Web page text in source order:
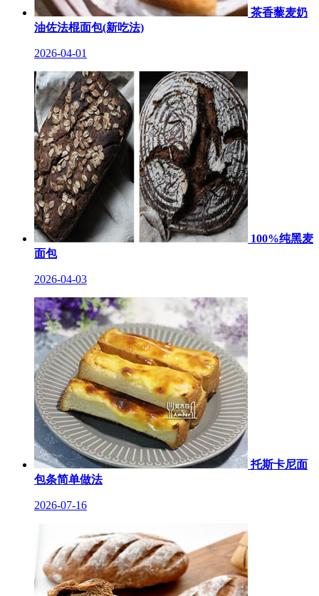
茶香藜麦奶
油佐法棍面包(新吃法)
2026-04-01
100%纯黑麦
面包
2026-04-03
托斯卡尼面
包条简单做法
2026-07-16